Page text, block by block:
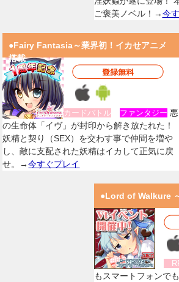
ご褒美ノベル！→今
●Fairy Fantasia～業界初！イカせアニメ
搭載
カードバトル ファンタジー 悪
の生命体「イヴ」が封印から解き放たれた！
妖精と契り（SEX）を交わす事で仲間を増や
し、敵に支配された妖精はイカして正気に戻
せ。→今すぐプレイ
●Lord of Walkure
もスマートフォンで